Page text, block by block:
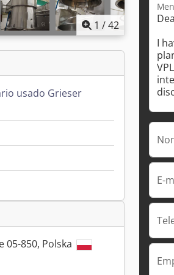
1 /42
usado Grieser
05-850, Polska
E-